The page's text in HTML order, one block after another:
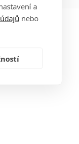
a
nebo